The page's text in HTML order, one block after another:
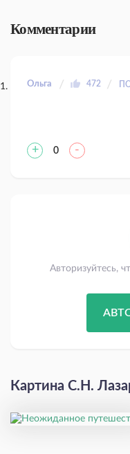
Комментарии
Ольга 472
+ 0 -
Авторизуйтесь,
Картина С.Н.